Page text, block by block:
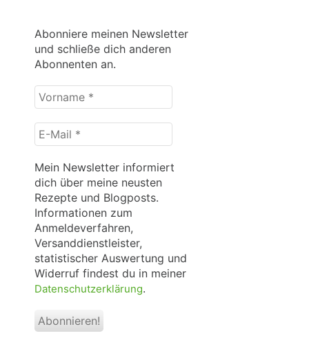
Abonniere meinen Newsletter
und schließe dich anderen
Abonnenten an.
Vorname
*
E-
Mail
*
Mein Newsletter informiert
dich über meine neusten
Rezepte und Blogposts.
Informationen zum
Anmeldeverfahren,
Versanddienstleister,
statistischer Auswertung und
Widerruf findest du in meiner
Datenschutzerklärung.